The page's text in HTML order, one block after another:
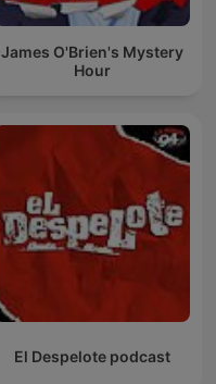
James O'Brien's Mystery
Hour
El Despelote podcast